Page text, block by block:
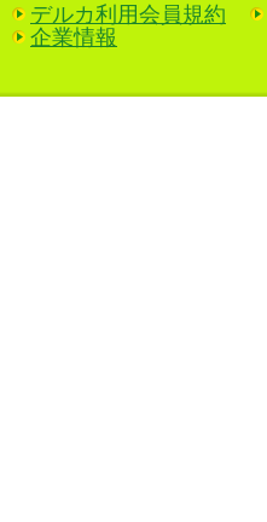
デルカ利用会員規約
企業情報